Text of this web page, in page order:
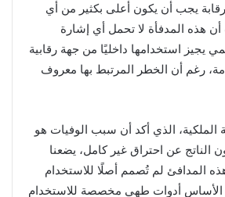
يجب أن يكون أعلى بكثير من أي
هذه المدفأة لا تحمل أي إشارة
استخدامها داخليًا من جهة رقابية
رغم أن الخطر المرتبط بها معروف
الملكية، الذي أكد أن سبب الوفيات هو
الناتج عن احتراق غير كامل، يضعنا
المدافئ لم تُصمم أصلًا للاستخدام
الأساس أدوات طهي مخصصة للاستخدام